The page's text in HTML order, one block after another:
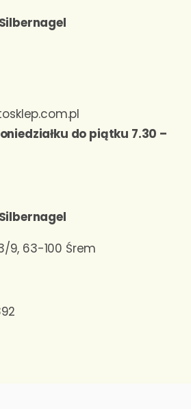
do piątku 7.30 –
9, 63-100 Śrem